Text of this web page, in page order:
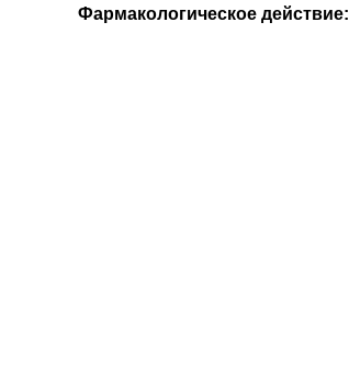
Фармакологическое действие: